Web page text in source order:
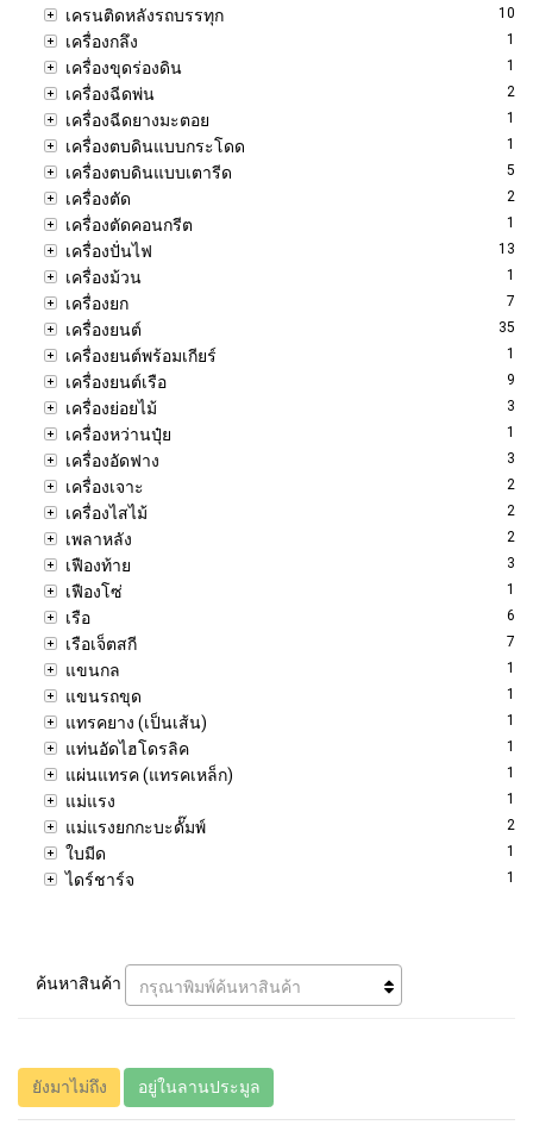
เครนติดหลังรถบรรทุก 10
เครื่องกลึง 1
เครื่องขุดร่องดิน 1
เครื่องฉีดพ่น 2
เครื่องฉีดยางมะตอย 1
เครื่องตบดินแบบกระโดด 1
เครื่องตบดินแบบเตารีด 5
เครื่องตัด 2
เครื่องตัดคอนกรีต 1
เครื่องปั่นไฟ 13
เครื่องม้วน 1
เครื่องยก 7
เครื่องยนต์ 35
เครื่องยนต์พร้อมเกียร์ 1
เครื่องยนต์เรือ 9
เครื่องย่อยไม้ 3
เครื่องหว่านปุ๋ย 1
เครื่องอัดฟาง 3
เครื่องเจาะ 2
เครื่องไสไม้ 2
เพลาหลัง 2
เฟืองท้าย 3
เฟืองโซ่ 1
เรือ 6
เรือเจ็ตสกี 7
แขนกล 1
แขนรถขุด 1
แทรคยาง (เป็นเส้น) 1
แท่นอัดไฮโดรลิค 1
แผ่นแทรค (แทรคเหล็ก) 1
แม่แรง 1
แม่แรงยกกะบะดั๊มพ์ 2
ใบมีด 1
ไดร์ชาร์จ 1
ค้นหาสินค้า กรุณาพิมพ์ค้นหาสินค้า
ยังมาไม่ถึง อยู่ในลานประมูล